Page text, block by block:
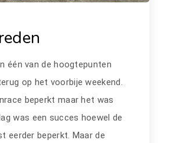
één van de hoogtepunten
op het voorbije weekend.
beperkt maar het was
was een succes hoewel de
eerder beperkt. Maar de